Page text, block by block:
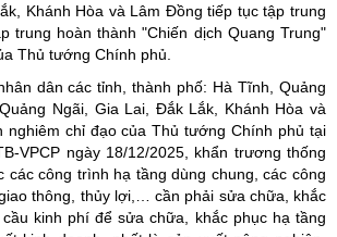
Khánh Hòa và Lâm Đồng tiếp tục tập trung
trung hoàn thành "Chiến dịch Quang Trung"
Thủ tướng Chính phủ.
dân các tỉnh, thành phố: Hà Tĩnh, Quảng
Ngãi, Gia Lai, Đắk Lắk, Khánh Hòa và
nghiêm chỉ đạo của Thủ tướng Chính phủ tại
VPCP ngày 18/12/2025, khẩn trương thống
các công trình hạ tầng dùng chung, các công
thông, thủy lợi,… cần phải sửa chữa, khắc
kinh phí để sửa chữa, khắc phục hạ tầng